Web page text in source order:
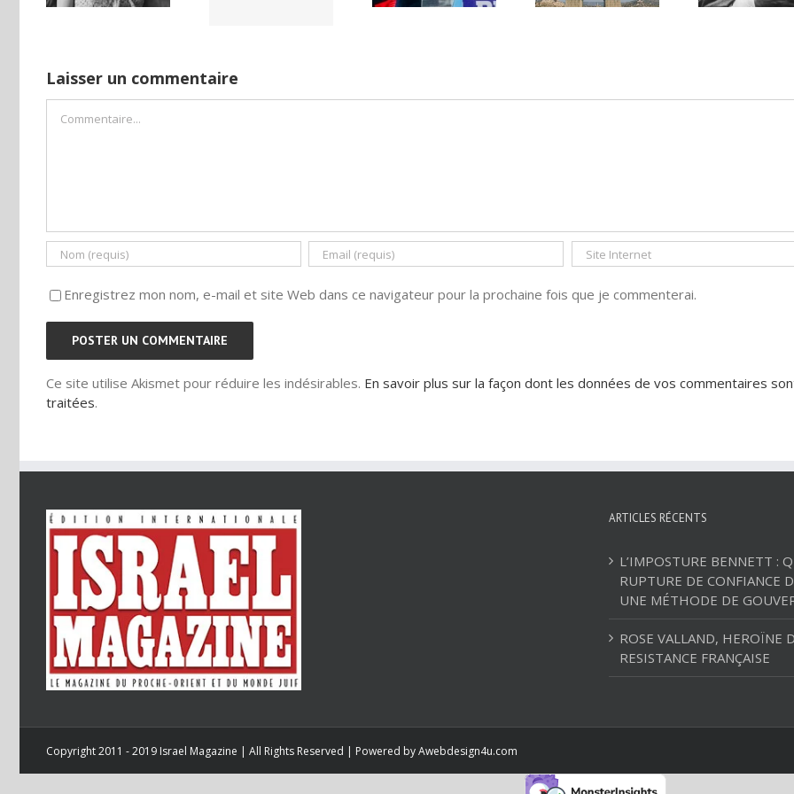
Laisser un commentaire
Enregistrez mon nom, e-mail et site Web dans ce navigateur pour la prochaine fois que je commenterai.
Ce site utilise Akismet pour réduire les indésirables. En savoir plus sur la façon dont les données de vos commentaires
traitées.
ARTICLES RÉCENTS
L’IMPOSTURE BENNETT :
RUPTURE DE CONFIANCE
UNE MÉTHODE DE
ROSE VALLAND, HEROÏNE
RESISTANCE FRANÇAISE
Copyright 2011 - 2019 Israel Magazine | All Rights Reserved | Powered byAwebdesign4u.com